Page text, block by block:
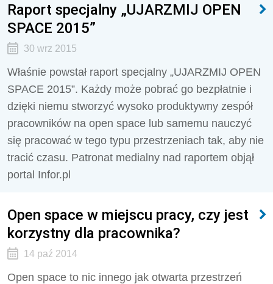
Raport specjalny „UJARZMIJ OPEN
SPACE 2015”
30 wrz 2015
Właśnie powstał raport specjalny „UJARZMIJ OPEN
SPACE 2015”. Każdy może pobrać go bezpłatnie i
dzięki niemu stworzyć wysoko produktywny zespół
pracowników na open space lub samemu nauczyć
się pracować w tego typu przestrzeniach tak, aby nie
tracić czasu. Patronat medialny nad raportem objął
portal Infor.pl
Open space w miejscu pracy, czy jest
korzystny dla pracownika?
14 paź 2014
Open space to nic innego jak otwarta przestrzeń